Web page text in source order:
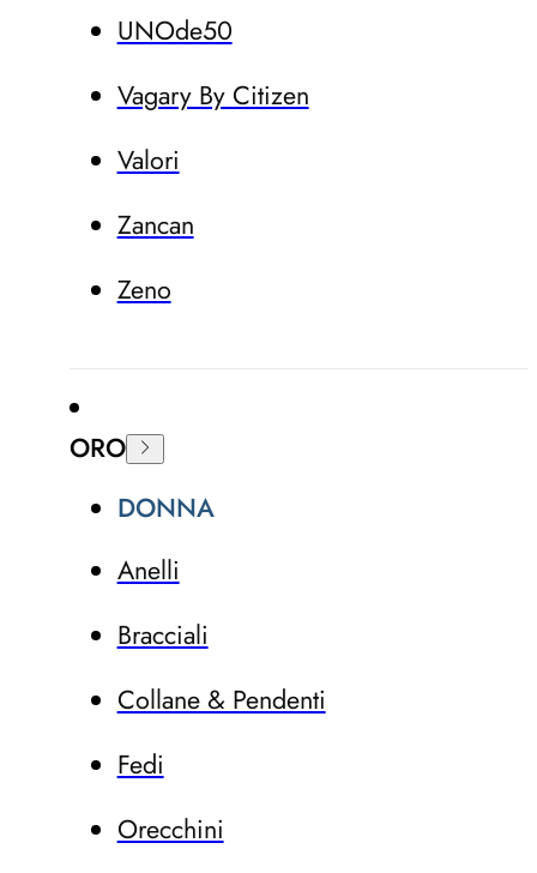
UNOde50
Vagary By Citizen
Valori
Zancan
Zeno
ORO
DONNA
Anelli
Bracciali
Collane & Pendenti
Fedi
Orecchini